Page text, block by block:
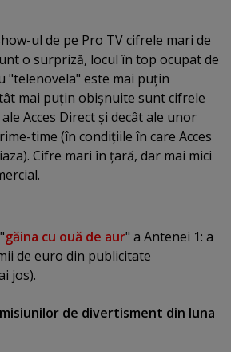
ul de pe Pro TV cifrele mari de
o surpriză, locul în top ocupat de
"telenovela" este mai puţin
mai puţin obişnuite sunt cifrele
Acces Direct şi decât ale unor
time (în condiţiile în care Acces
Cifre mari în ţară, dar mai mici
găina cu ouă de aur" a Antenei 1: a
de euro din publicitate
jos).
de divertisment din luna